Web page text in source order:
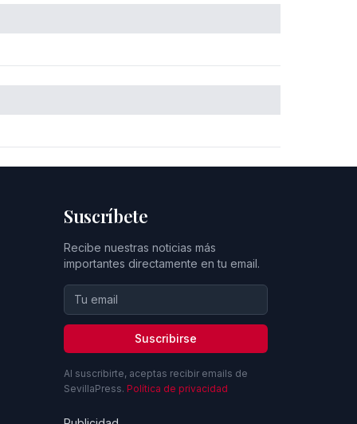
Suscríbete
Recibe nuestras noticias más
importantes directamente en tu email.
Suscribirse
Al suscribirte, aceptas recibir emails de
SevillaPress. Política de privacidad